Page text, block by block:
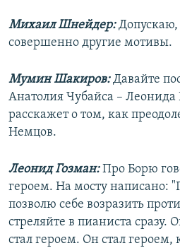
Михаил Шнейдер:Допускаю,
совершенно другие мотивы.
Мумин Шакиров:Давайте
Анатолия Чубайса –
расскажет о том, как
Немцов.
Леонид Гозман:Про Борю
героем. На мосту написано:
позволю себе возразить
стреляйте в пианиста сразу.
стал героем. Он стал героем,